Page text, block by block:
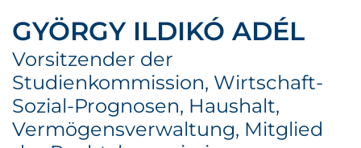
GYÖRGY ILDIKÓ ADÉL
Vorsitzender der
Studienkommission, Wirtschaft-
Sozial-Prognosen, Haushalt,
Vermögensverwaltung, Mitglied